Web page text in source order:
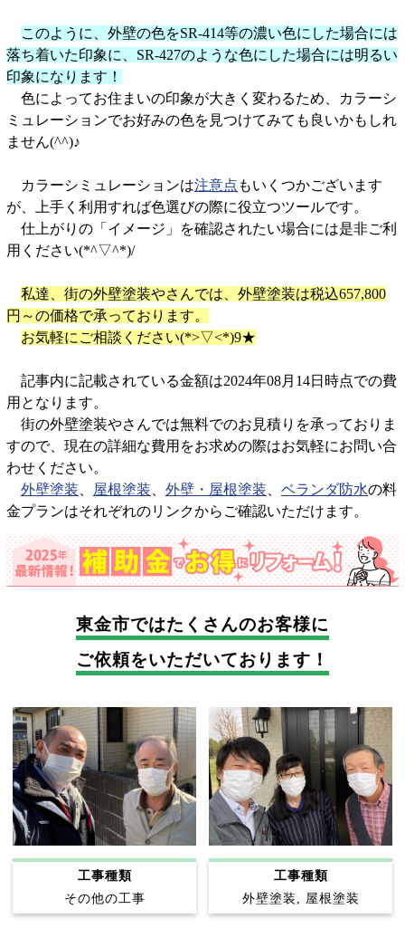
このように、外壁の色をSR-414等の濃い色にした場合には
落ち着いた印象に、SR-427のような色にした場合には明るい
印象になります！
色によってお住まいの印象が大きく変わるため、カラーシ
ミュレーションでお好みの色を見つけてみても良いかもしれ
ません(^^)♪
カラーシミュレーションは注意点 もいくつかございます
が、上手く利用すれば色選びの際に役立つツールです。
仕上がりの「イメージ」を確認されたい場合には是非ご利
用ください(*^▽^*)/
私達、街の外壁塗装やさんでは、外壁塗装は税込657,800
円～の価格で承っております。
お気軽にご相談ください(*>▽<*)9★
記事内に記載されている金額は2024年08月14日時点での費
用となります。
街の外壁塗装やさんでは無料でのお見積りを承っておりま
すので、現在の詳細な費用をお求めの際はお気軽にお問い合
わせください。
外壁塗装
屋根塗装 外壁・屋根塗装 ベランダ防水の料
金プランはそれぞれのリンクからご確認いただけます。
東金市ではたくさんのお客様に
ご依頼をいただいております！
工事種類
その他の工事
工事種類
外壁塗装, 屋根塗装